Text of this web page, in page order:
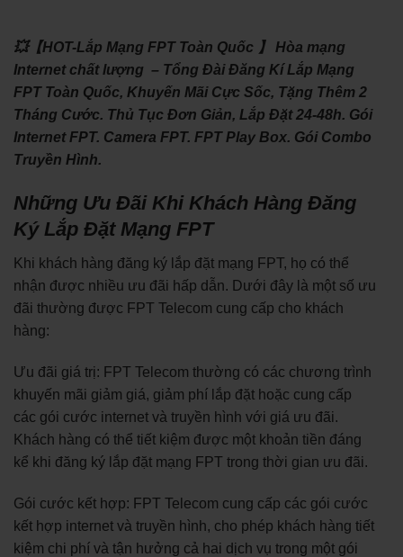
💥【HOT-Lắp Mạng FPT Toàn Quốc 】 Hòa mạng
Internet chất lượng – Tổng Đài Đăng Kí Lắp Mạng
FPT Toàn Quốc, Khuyến Mãi Cực Sốc, Tặng Thêm 2
Tháng Cước. Thủ Tục Đơn Giản, Lắp Đặt 24-48h. Gói
Internet FPT. Camera FPT. FPT Play Box. Gói Combo
Truyền Hình.
Những Ưu Đãi Khi Khách Hàng Đăng
Ký Lắp Đặt Mạng FPT
Khi khách hàng đăng ký lắp đặt mạng FPT, họ có thể
nhận được nhiều ưu đãi hấp dẫn. Dưới đây là một số ưu
đãi thường được FPT Telecom cung cấp cho khách
hàng:
Ưu đãi giá trị: FPT Telecom thường có các chương trình
khuyến mãi giảm giá, giảm phí lắp đặt hoặc cung cấp
các gói cước internet và truyền hình với giá ưu đãi.
Khách hàng có thể tiết kiệm được một khoản tiền đáng
kể khi đăng ký lắp đặt mạng FPT trong thời gian ưu đãi.
Gói cước kết hợp: FPT Telecom cung cấp các gói cước
kết hợp internet và truyền hình, cho phép khách hàng tiết
kiệm chi phí và tận hưởng cả hai dịch vụ trong một gói